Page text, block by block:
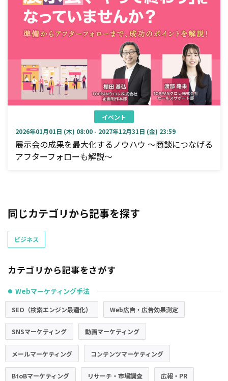
イベント
2026年01月01日 (木) 08:00 - 2027年12月31日 (金) 23:59
展示会の成果を最大化するノウハウ ～商談につなげる
アフターフォローも解説～
同じカテゴリから記事を探す
ビジネス
カテゴリから記事をさがす
● Webマーケティング手法
SEO（検索エンジン最適化） Web広告・広告効果測定
SNSマーケティング 動画マーケティング
メールマーケティング コンテンツマーケティング
BtoBマーケティング リサーチ・市場調査 広報・PR